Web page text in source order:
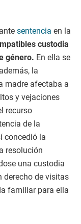
sentencia en la
custodia
género. En ella se
la
madre afectaba a
y vejaciones
recurso
de la
concedió la
resolución
una custodia
derecho de visitas
familiar para ella